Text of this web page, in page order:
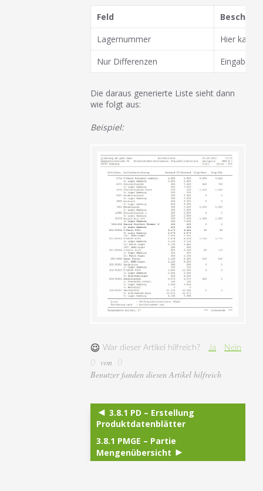
Feld
Lagernummer
Hier kann
Nur Differenzen
Eingabe:
Die daraus generierte Liste sieht dann
wie folgt aus:
Beispiel:
War dieser Artikel hilfreich? Ja
Nein
0
von 0
Benutzer fanden diesen Artikel hilfreich
3.8.1 PD – Erstellung
Produktdatenblätter
3.8.1 PMGE – Partie
Mengenübersicht